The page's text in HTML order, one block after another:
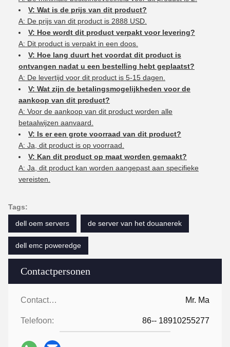
Contactpersonen
Contactpersonen: Mr. Ma
Telefoon: 86-- 18910255277
V: Wat is de prijs van dit product?
A: De prijs van dit product is 2888 USD.
V: Hoe wordt dit product verpakt voor levering?
A: Dit product is verpakt in een doos.
V: Hoe lang duurt het voordat dit product is
ontvangen nadat u een bestelling hebt geplaatst?
A: De levertijd voor dit product is 5-15 dagen.
V: Wat zijn de betalingsmogelijkheden voor de
aankoop van dit product?
A: Voor de aankoop van dit product worden alle
betaalwijzen aanvaard.
V: Is er een grote voorraad van dit product?
A: Ja, dit product is op voorraad.
V: Kan dit product op maat worden gemaakt?
A: Ja, dit product kan worden aangepast aan specifieke
vereisten.
Tags:
dell oem servers
de server van het douanerek
dell emc poweredge